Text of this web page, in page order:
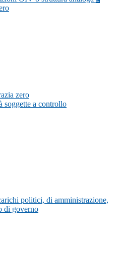
zero
soggette a controllo
politici, di amministrazione,
di governo